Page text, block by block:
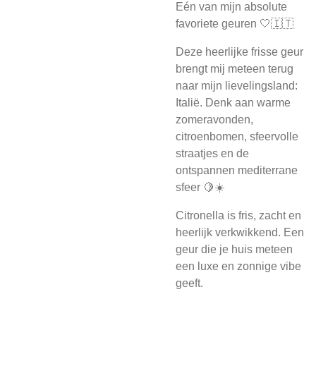
Eén van mijn absolute
favoriete geuren 🤍🇮🇹
Deze heerlijke frisse geur
brengt mij meteen terug
naar mijn lievelingsland:
Italië. Denk aan warme
zomeravonden,
citroenbomen, sfeervolle
straatjes en de
ontspannen mediterrane
sfeer 🍋☀️
Citronella is fris, zacht en
heerlijk verkwikkend. Een
geur die je huis meteen
een luxe en zonnige vibe
geeft.